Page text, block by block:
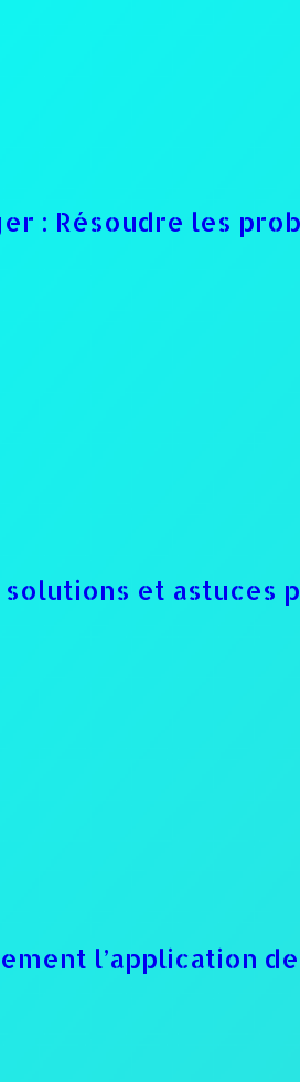
: Résoudre les
et astuces
l’application